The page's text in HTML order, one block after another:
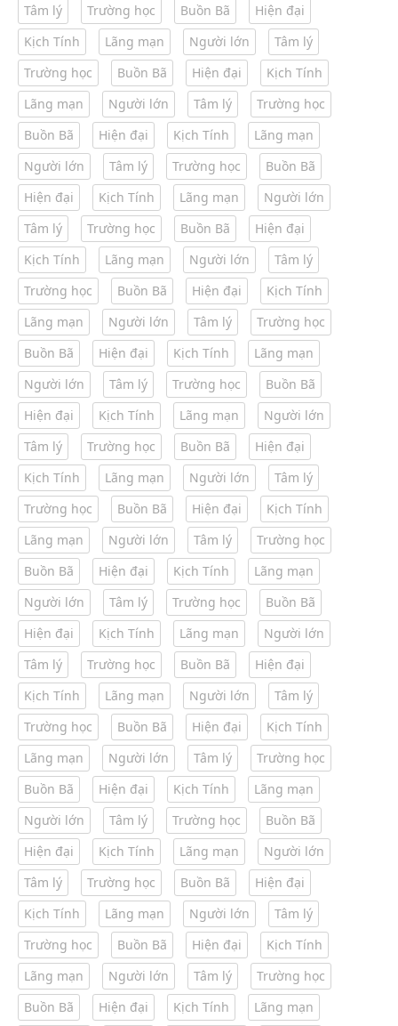
Tâm lý
Trường học Buồn Bã
Hiện đại
Kịch Tính
Lãng mạn Người lớn
Tâm lý
Trường học
Buồn Bã Hiện đại
Kịch Tính
Lãng mạn
Người lớn Tâm lý
Trường học
Buồn Bã
Hiện đại Kịch Tính
Lãng mạn
Người lớn
Tâm lý Trường học
Buồn Bã
Hiện đại
Kịch Tính Lãng mạn
Người lớn
Tâm lý
Trường học Buồn Bã
Hiện đại
Kịch Tính
Lãng mạn Người lớn
Tâm lý
Trường học
Buồn Bã Hiện đại
Kịch Tính
Lãng mạn
Người lớn Tâm lý
Trường học
Buồn Bã
Hiện đại Kịch Tính
Lãng mạn
Người lớn
Tâm lý Trường học
Buồn Bã
Hiện đại
Kịch Tính Lãng mạn
Người lớn
Tâm lý
Trường học Buồn Bã
Hiện đại
Kịch Tính
Lãng mạn Người lớn
Tâm lý
Trường học
Buồn Bã Hiện đại
Kịch Tính
Lãng mạn
Người lớn Tâm lý
Trường học
Buồn Bã
Hiện đại Kịch Tính
Lãng mạn
Người lớn
Tâm lý Trường học
Buồn Bã
Hiện đại
Kịch Tính Lãng mạn
Người lớn
Tâm lý
Trường học Buồn Bã
Hiện đại
Kịch Tính
Lãng mạn Người lớn
Tâm lý
Trường học
Buồn Bã Hiện đại
Kịch Tính
Lãng mạn
Người lớn Tâm lý
Trường học
Buồn Bã
Hiện đại Kịch Tính
Lãng mạn
Người lớn
Tâm lý Trường học
Buồn Bã
Hiện đại
Kịch Tính Lãng mạn
Người lớn
Tâm lý
Trường học Buồn Bã
Hiện đại
Kịch Tính
Lãng mạn Người lớn
Tâm lý
Trường học
Buồn Bã Hiện đại
Kịch Tính
Lãng mạn
Người lớn Tâm lý
Trường học
Buồn Bã
Hiện đại Kịch Tính
Lãng mạn